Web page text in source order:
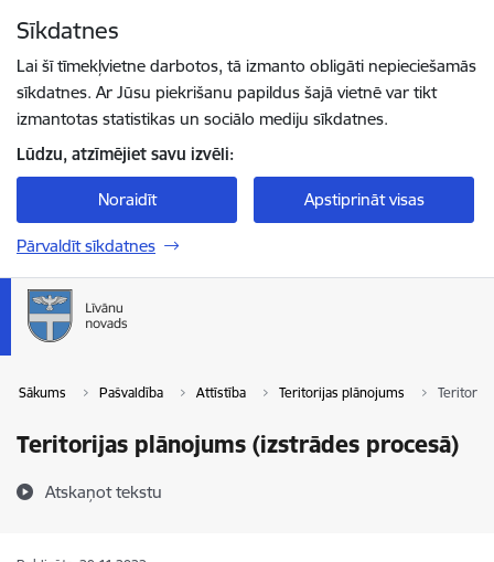
Sīkdatnes
Lai šī tīmekļvietne darbotos, tā izmanto obligāti nepieciešamās
sīkdatnes. Ar Jūsu piekrišanu papildus šajā vietnē var tikt
izmantotas statistikas un sociālo mediju sīkdatnes.
Lūdzu, atzīmējiet savu izvēli:
Noraidīt Apstiprināt visas
Pārvaldīt sīkdatnes
Sākums Pašvaldība Attīstība Teritorijas plānojums
Teritorijas plānojums (izstrādes procesā)
Atskaņot tekstu